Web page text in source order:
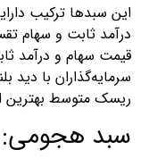
این سبدها ترکیب
درآمد ثابت و سهام
قیمت سهام و درآمد
سرمایه‌گذاران با
ریسک متوسط
سبد هجومی: